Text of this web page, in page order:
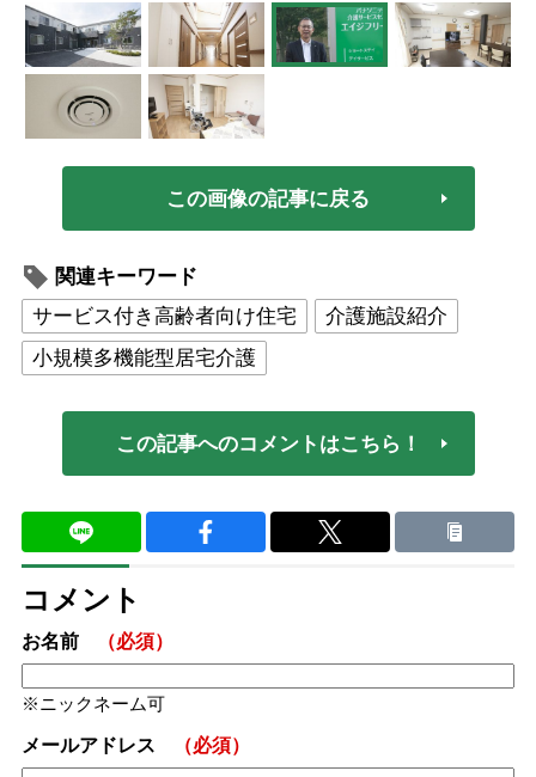
この画像の記事に戻る
関連キーワード
サービス付き高齢者向け住宅
介護施設紹介
小規模多機能型居宅介護
この記事へのコメントはこちら！
コメント
お名前 （必須）
ニックネーム可
メールアドレス （必須）